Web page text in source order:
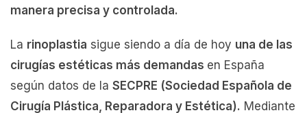
manera precisa y controlada.
La rinoplastia sigue siendo a día de hoy una de las
cirugías estéticas más demandas en España
según datos de la SECPRE (Sociedad Española de
Cirugía Plástica, Reparadora y Estética). Mediante